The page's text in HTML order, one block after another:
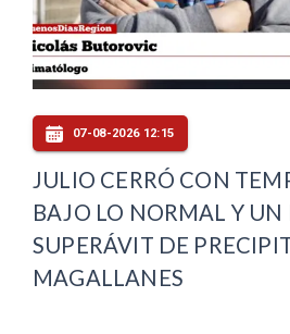
07-08-2026 12:15
JULIO CERRÓ CON
BAJO LO NORMAL Y
SUPERÁVIT DE
MAGALLANES